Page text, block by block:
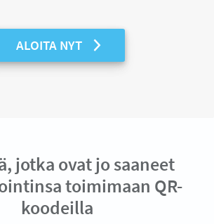
ALOITA NYT
jotka ovat jo saaneet
toimimaan QR-
koodeilla